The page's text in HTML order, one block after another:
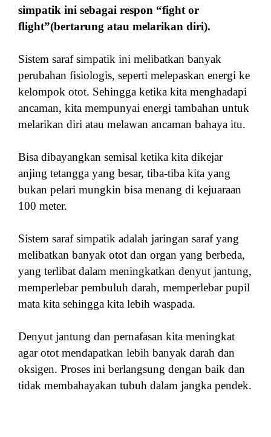
simpatik ini sebagai respon “fight or
flight”(bertarung atau melarikan diri).
Sistem saraf simpatik ini melibatkan banyak
perubahan fisiologis, seperti melepaskan energi ke
kelompok otot. Sehingga ketika kita menghadapi
ancaman, kita mempunyai energi tambahan untuk
melarikan diri atau melawan ancaman bahaya itu.
Bisa dibayangkan semisal ketika kita dikejar
anjing tetangga yang besar, tiba-tiba kita yang
bukan pelari mungkin bisa menang di kejuaraan
100 meter.
Sistem saraf simpatik adalah jaringan saraf yang
melibatkan banyak otot dan organ yang berbeda,
yang terlibat dalam meningkatkan denyut jantung,
memperlebar pembuluh darah, memperlebar pupil
mata kita sehingga kita lebih waspada.
Denyut jantung dan pernafasan kita meningkat
agar otot mendapatkan lebih banyak darah dan
oksigen. Proses ini berlangsung dengan baik dan
tidak membahayakan tubuh dalam jangka pendek.